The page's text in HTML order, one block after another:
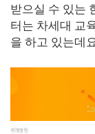
받으실 수 있는
터는 차세대 교
을 하고 있는데